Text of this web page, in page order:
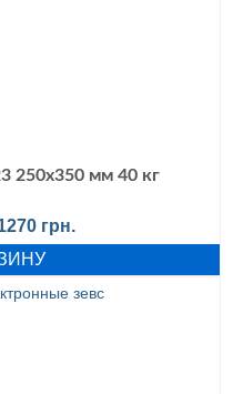
250х350 мм 40 кг
грн..
грн.
цена: